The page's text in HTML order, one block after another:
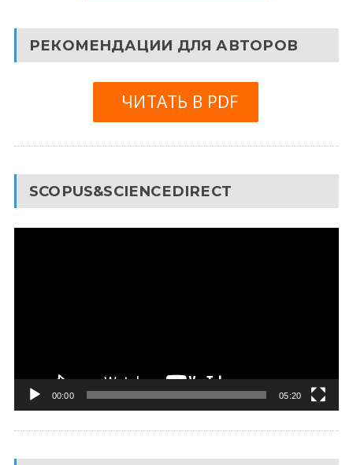
РЕКОМЕНДАЦИИ ДЛЯ АВТОРОВ
ЧИТАТЬ В PDF
SCOPUS&SCIENCEDIRECT
00:00 05:20